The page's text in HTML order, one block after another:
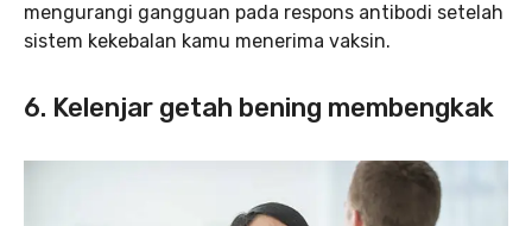
mengurangi gangguan pada respons antibodi setelah
sistem kekebalan kamu menerima vaksin.
6. Kelenjar getah bening membengkak